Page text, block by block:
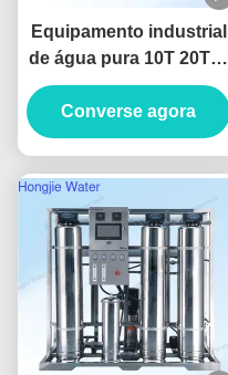
Equipamento industrial
de água pura 10T 20T/H
com sistema de osmose
reversa com membrana
Dow
Converse agora